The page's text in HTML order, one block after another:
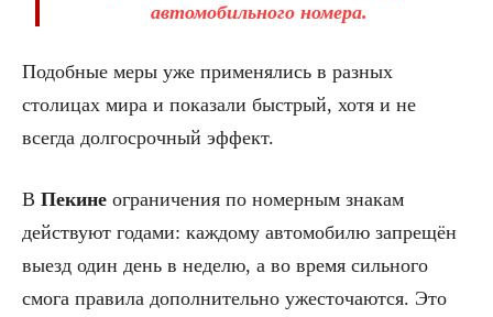
автомобильного номера.
Подобные меры уже применялись в разных
столицах мира и показали быстрый, хотя и не
всегда долгосрочный эффект.
В Пекине ограничения по номерным знакам
действуют годами: каждому автомобилю запрещён
выезд один день в неделю, а во время сильного
смога правила дополнительно ужесточаются. Это